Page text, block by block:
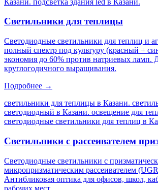
Светильники для теплицы
Светодиодные светильники для теплиц и
полный спектр под культуру (красный +
экономия до 60% против натриевых ламп.
круглогодичного выращивания.
Подробнее →
светильники для теплицы в Казани.
светодиодный в Казани. освещение для
светодиодные светильники для теплиц в
Светильники с рассеивателем
Светодиодные светильники с
микропризматическим рассеивателем
Антибликовая оптика для офисов, школ,
рабочих мест.